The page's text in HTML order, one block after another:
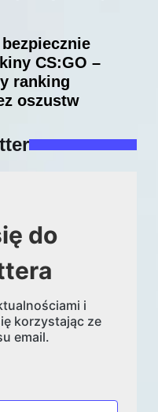
CS:GO –
ranking
oszustw
do
i
korzystając ze
email.